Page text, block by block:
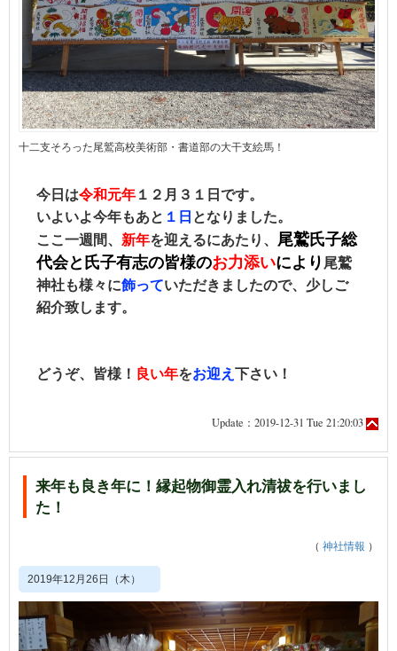
十二支そろった尾鷲高校美術部・書道部の大干支絵馬！
今日は令和元年 １２月３１日です。
いよいよ今年もあと １日 となりました。
ここ一週間、 新年を迎えるにあたり、
尾鷲氏子総
代会と氏子有志の皆様のお力添いにより 尾鷲
神社も様々に飾っていただきましたので、少しご
紹介致します。
どうぞ、皆様！ 良い年をお迎え 下さい！
Update：2019-12-31 Tue 21:20:03
来年も良き年に！縁起物御霊入れ清祓を行いまし
た！
（ 神社情報 ）
2019年12月26日（木）